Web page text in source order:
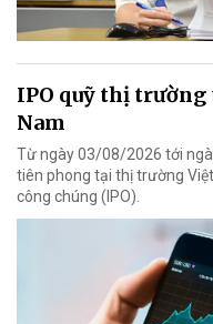
IPO quỹ thị
Nam
Từ ngày 03/08/2026 tới
tiên phong tại thị trường
công chúng (IPO).